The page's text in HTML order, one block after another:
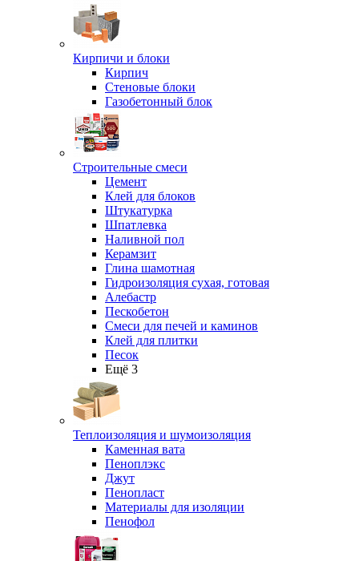
Кирпичи и блоки
Кирпич
Стеновые блоки
Газобетонный блок
Строительные смеси
Цемент
Клей для блоков
Штукатурка
Шпатлевка
Наливной пол
Керамзит
Глина шамотная
Гидроизоляция сухая, готовая
Алебастр
Пескобетон
Смеси для печей и каминов
Клей для плитки
Песок
Ещё 3
Теплоизоляция и шумоизоляция
Каменная вата
Пеноплэкс
Джут
Пенопласт
Материалы для изоляции
Пенофол